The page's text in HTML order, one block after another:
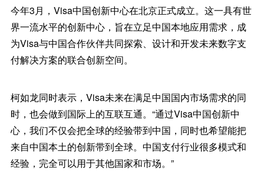
今年3月，Visa中国创新中心在北京正式成立。这一具有世
界一流水平的创新中心，旨在立足中国本地应用需求，成
为Visa与中国合作伙伴共同探索、设计和开发未来数字支
付解决方案的联合创新空间。
柯如龙同时表示，Visa未来在满足中国国内市场需求的同
时，也会做到国际上的互联互通。“通过Visa中国创新中
心，我们不仅会把全球的经验带到中国，同时也希望能把
来自中国本土的创新带到全球。中国支付行业很多模式和
经验，完全可以用于其他国家和市场。”